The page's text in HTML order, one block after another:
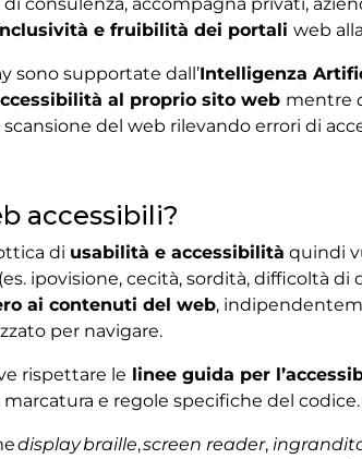
di consulenza, accompagna privati,
e fruibilità dei portali web
sono supportate dall’Intelligenza
al proprio sito web mentre
del web rilevando errori di
accessibili?
di usabilità e accessibilità quindi
(es. ipovisione, cecità, sordità, difficoltà
ai contenuti del web,
per navigare.
rispettare le linee guida per
e regole specifiche del codice.
display braille,screen reader,